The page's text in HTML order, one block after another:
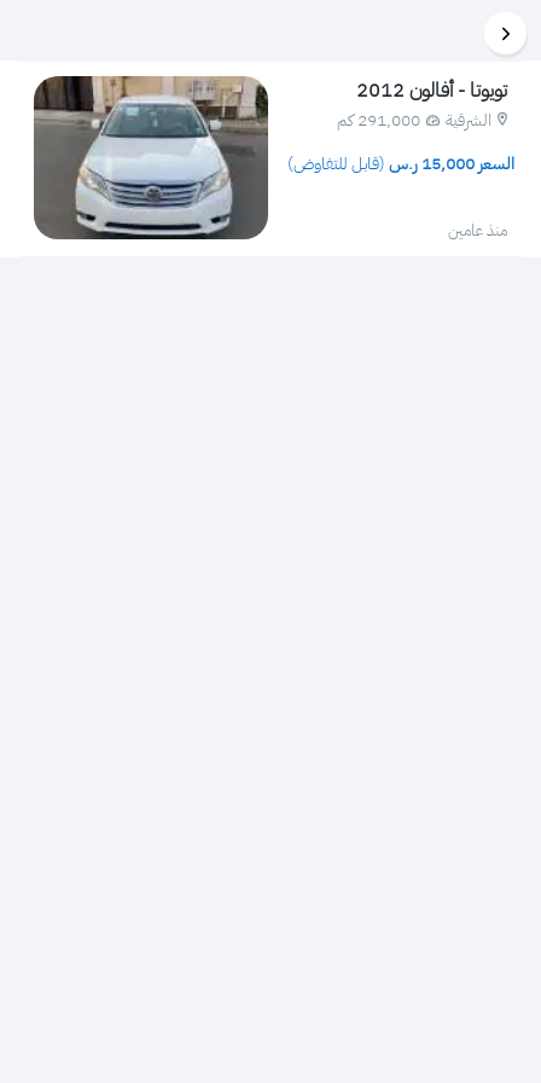
تويوتا - أفالون 2012
الشرقية
291,000 كم
15,000 ر.س (قابل للتفاوض)
منذ عامين